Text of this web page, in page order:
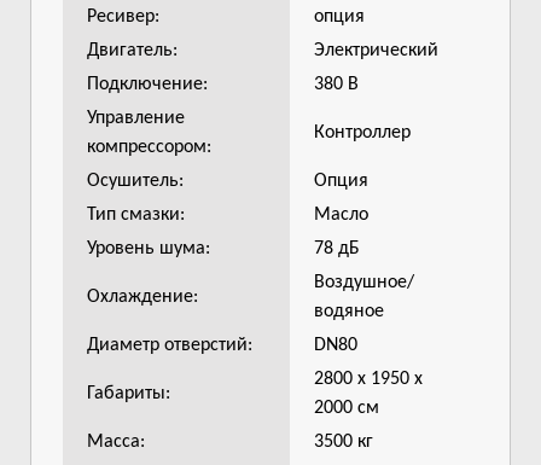
Ресивер:
опция
Двигатель:
Электрический
Подключение:
380 В
Управление
компрессором:
Контроллер
Осушитель:
Опция
Тип смазки:
Масло
Уровень шума:
78 дБ
Охлаждение:
Воздушное/
водяное
Диаметр отверстий:
DN80
Габариты:
2800 x 1950 x
2000 см
Масса:
3500 кг